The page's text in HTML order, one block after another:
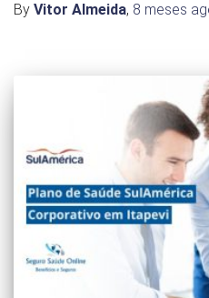
By Vitor Almeida, 8 meses